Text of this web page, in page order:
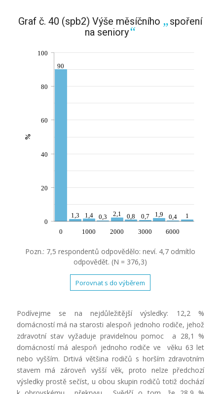
Graf č. 40 (spb2) Výše měsíčního „spoření
na seniory“
90
1,3 1,4 0,3 2,1 0,8 0,7 1,9 0,4 1
0 1000 2000 3000 6000
0
20
40
60
80
100
%
Pozn.: 7,5 respondentů odpovědělo: neví. 4,7 odmítlo
odpovědět. (N = 376,3)
Porovnat s do výběrem
Podívejme se na nejdůležitější výsledky: 12,2 %
domácností má na starosti alespoň jednoho rodiče, jehož
zdravotní stav vyžaduje pravidelnou pomoc a 28,1 %
domácností má alespoň jednoho rodiče ve věku 63 let
nebo vyšším. Drtivá většina rodičů s horším zdravotním
stavem má zároveň vyšší věk, proto nelze předchozí
výsledky prostě sečíst, u obou skupin rodičů totiž dochází